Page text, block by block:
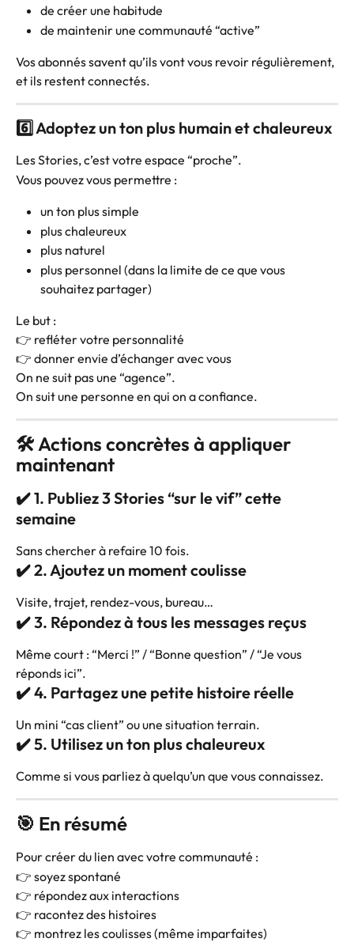
de créer une habitude
de maintenir une communauté “active”
Vos abonnés savent qu’ils vont vous revoir régulièrement,
et ils restent connectés.
6️⃣ Adoptez un ton plus humain et chaleureux
Les Stories, c’est votre espace “proche”.
Vous pouvez vous permettre :
un ton plus simple
plus chaleureux
plus naturel
plus personnel (dans la limite de ce que vous
souhaitez partager)
Le but :
👉 refléter votre personnalité
👉 donner envie d’échanger avec vous
On ne suit pas une “agence”.
On suit une personne en qui on a confiance.
🛠️ Actions concrètes à appliquer
maintenant
✔️ 1. Publiez 3 Stories “sur le vif” cette
semaine
Sans chercher à refaire 10 fois.
✔️ 2. Ajoutez un moment coulisse
Visite, trajet, rendez-vous, bureau…
✔️ 3. Répondez à tous les messages reçus
Même court : “Merci !” / “Bonne question” / “Je vous
réponds ici”.
✔️ 4. Partagez une petite histoire réelle
Un mini “cas client” ou une situation terrain.
✔️ 5. Utilisez un ton plus chaleureux
Comme si vous parliez à quelqu’un que vous connaissez.
🎯 En résumé
Pour créer du lien avec votre communauté :
👉 soyez spontané
👉 répondez aux interactions
👉 racontez des histoires
👉 montrez les coulisses (même imparfaites)